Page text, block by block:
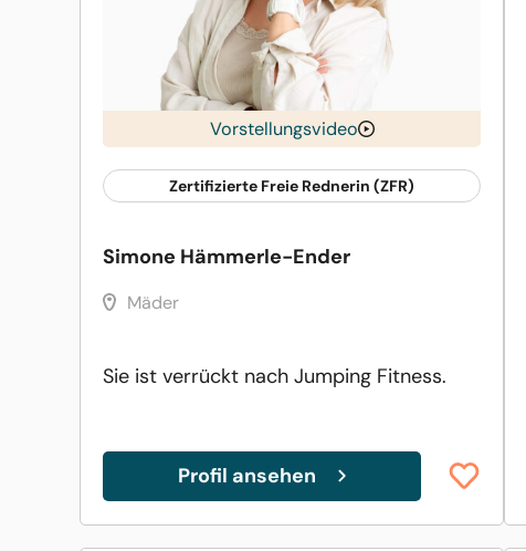
Vorstellungsvideo
Zertifizierte Freie Rednerin (ZFR)
Simone Hämmerle-Ender
Mäder
Sie ist verrückt nach Jumping Fitness.
Profil ansehen